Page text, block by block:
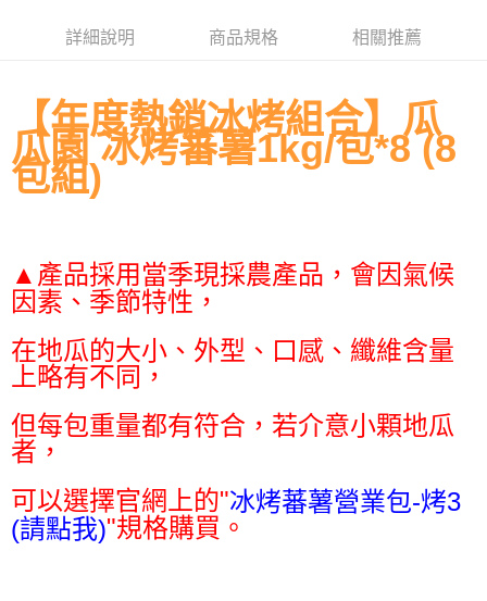
【關於「AFTEE先享後付」】
AFTEE先享後付是「在收到商品之後才付款」的支付方式。 讓您購物簡單
２．便利：只要手機號碼，簡訊認證，即可結帳。
３．安心：先確認商品／服務後，再付款。
【「AFTEE先享後付」結帳流程】
１．於結帳方式選擇「AFTEE先享後付」後，將跳轉至「AFTEE先享後付」
結帳頁面，進行簡訊認證並確認金額後，即可完成結帳。
ATM／網路銀行／等多元方式進行付款，方視為交易完成。
※ 請注意：結帳手續完成當下不需立刻繳費，但若您需要取消訂單，請聯絡
購買商品的店家。未經商家同意取消之訂單仍視為有效，需透過AFTEE先享
※ 交易是否成功請以「AFTEE先享後付 」之結帳頁面顯示為準，若有關於
是否繳費成功／繳費後需取消欲退款等相關疑問，請聯繫「AFTEE先享後付
客戶支援中心」 https://netprotections.freshdesk.com/support/home
【注意事項】
１．透過由恩沛科技股份有限公司提供之「AFTEE先享後付」服務完成之交
易，需依本服務之必要範圍內提供個人資料，並將交易相關給付款項請求債
２．關於個人資料處理事宜，請瀏覽以下網址：
https://aftee.tw/terms/#terms3
３．未成年的使用者請事先徵得法定代理人或監護人之同意方可使用
ATM付款
運送方式
宅配到府(冷凍)
每筆NT$250，滿NT$2,000(含以上)免運費
每筆NT$250，滿NT$2,000(含以上)免運費
詳細說明 商品規格 相關推薦
【年度熱銷冰烤組合】瓜
瓜園 冰烤蕃薯1kg/包*8 (8
包組)
▲產品採用當季現採農產品，會因氣候
因素、季節特性，
在地瓜的大小、外型、口感、纖維含量
上略有不同，
但每包重量都有符合，若介意小顆地瓜
者，
可以選擇官網上的"冰烤蕃薯營業包-烤3
(請點我)"規格購買。